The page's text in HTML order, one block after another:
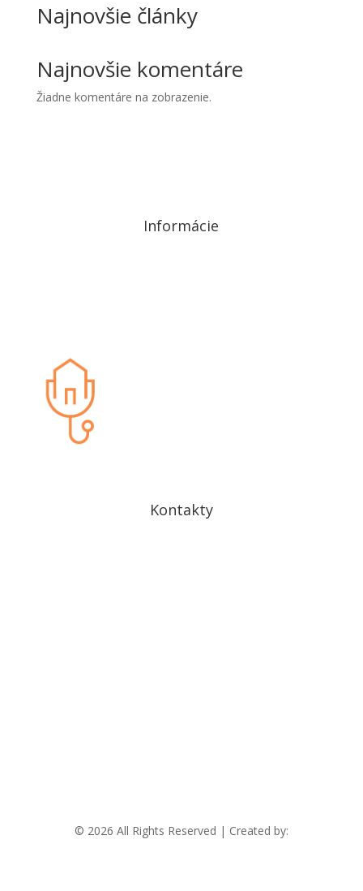
Najnovšie články
Najnovšie komentáre
Žiadne komentáre na zobrazenie.
Informácie
Kontakty
© 2026 All Rights Reserved | Created by: